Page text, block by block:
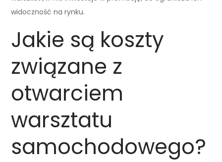
widoczność na rynku.
Jakie są koszty
związane z
otwarciem
warsztatu
samochodowego?